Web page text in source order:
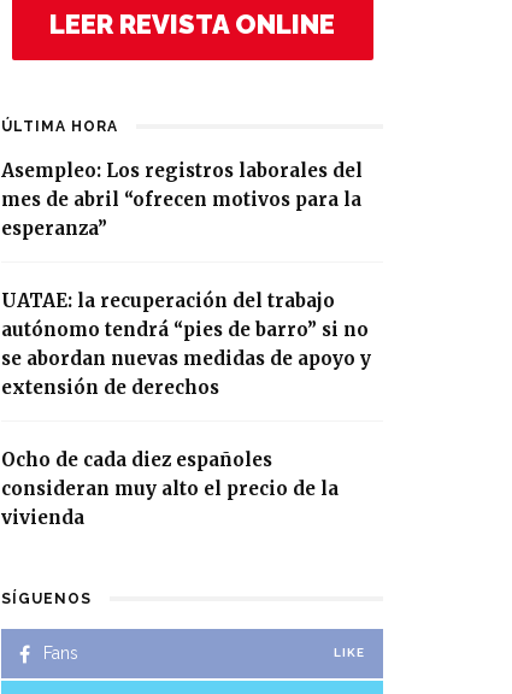
LEER REVISTA ONLINE
ÚLTIMA HORA
Asempleo: Los registros laborales del
mes de abril “ofrecen motivos para la
esperanza”
UATAE: la recuperación del trabajo
autónomo tendrá “pies de barro” si no
se abordan nuevas medidas de apoyo y
extensión de derechos
Ocho de cada diez españoles
consideran muy alto el precio de la
vivienda
SÍGUENOS
Fans LIKE